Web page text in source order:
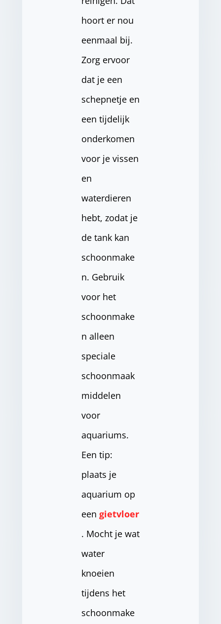
hoort er nou
eenmaal bij.
Zorg ervoor
dat je een
schepnetje en
een tijdelijk
onderkomen
voor je vissen
en
waterdieren
hebt, zodat je
de tank kan
schoonmake
n. Gebruik
voor het
schoonmake
n alleen
speciale
schoonmaak
middelen
voor
aquariums.
Een tip:
plaats je
aquarium op
een gietvloer
. Mocht je wat
water
knoeien
tijdens het
schoonmake